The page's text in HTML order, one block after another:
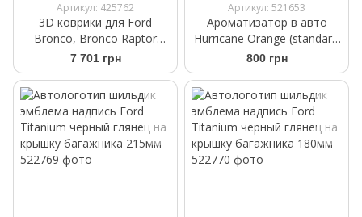
Артикул: 425762
3D коврики для Ford
Bronco, Bronco Raptor
2021- черные передние
WeatherTech HP
7 701 грн
Артикул: 521653
Ароматизатор в авто
Hurricane Orange (standart)
Аромасаше на дефлектор
800 грн